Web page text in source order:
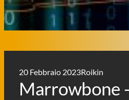
20 Febbraio 2023Roikin
Marrowbone